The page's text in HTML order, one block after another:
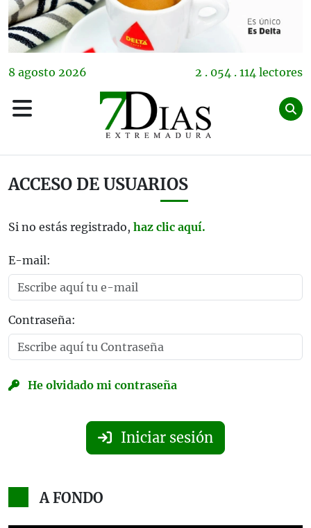
8 agosto 2026 2 . 054 . 114 lectores
ACCESO DE USUARIOS
Si no estás registrado, haz clic aquí.
E-mail:
Contraseña:
He olvidado mi contraseña
Iniciar sesión
A FONDO